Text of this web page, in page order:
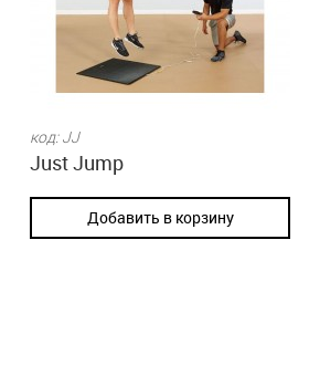
код: JJ
Just Jump
Добавить в корзину